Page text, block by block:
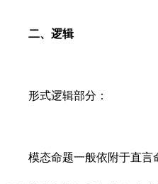
二、逻辑
形式逻辑部分：
模态命题一般依附于直言